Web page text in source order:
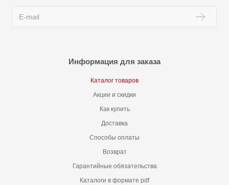
Информация для заказа
Каталог товаров
Акции и скидки
Как купить
Доставка
Способы оплаты
Возврат
Гарантийные обязательства
Каталоги в формате pdf